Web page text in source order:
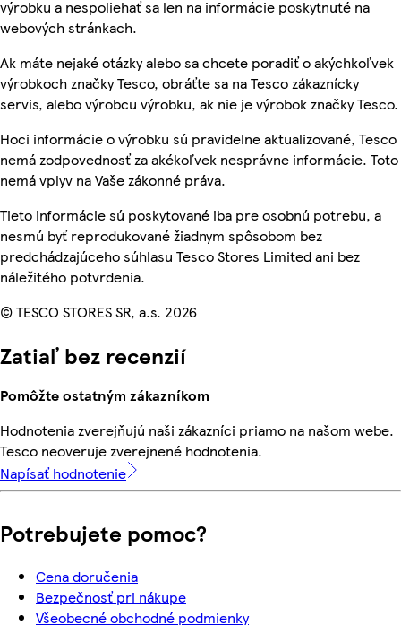
výrobku a nespoliehať sa len na informácie poskytnuté na
webových stránkach.
Ak máte nejaké otázky alebo sa chcete poradiť o akýchkoľvek
výrobkoch značky Tesco, obráťte sa na Tesco zákaznícky
servis, alebo výrobcu výrobku, ak nie je výrobok značky Tesco.
Hoci informácie o výrobku sú pravidelne aktualizované, Tesco
nemá zodpovednosť za akékoľvek nesprávne informácie. Toto
nemá vplyv na Vaše zákonné práva.
Tieto informácie sú poskytované iba pre osobnú potrebu, a
nesmú byť reprodukované žiadnym spôsobom bez
predchádzajúceho súhlasu Tesco Stores Limited ani bez
náležitého potvrdenia.
© TESCO STORES SR, a.s. 2026
Zatiaľ bez recenzií
Pomôžte ostatným zákazníkom
Hodnotenia zverejňujú naši zákazníci priamo na našom webe.
Tesco neoveruje zverejnené hodnotenia.
Napísať hodnotenie
Potrebujete pomoc?
Cena doručenia
Bezpečnosť pri nákupe
Všeobecné obchodné podmienky